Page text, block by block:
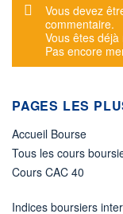
Message
Vous devez
commentaire.
Vous êtes
Pas encore
PAGES LES
Accueil Bourse
Tous les cours
Cours CAC 40
Indices boursiers